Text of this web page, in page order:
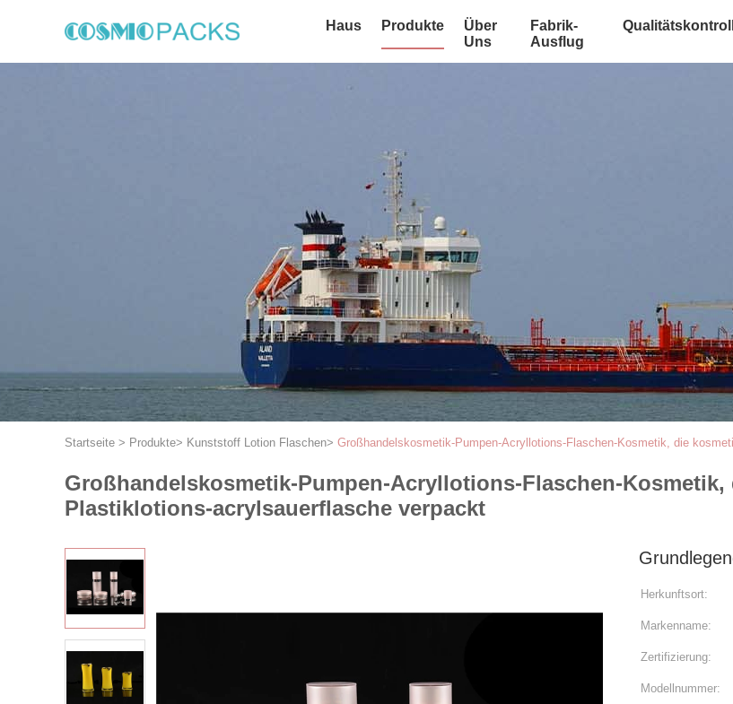
Haus Produkte
Über
Uns
Fabrik-
Ausflug
Startseite > Produkte> Kunststoff Lotion Flaschen> Großhandelskosmetik-Pumpen-Acryllotions-Flaschen-Kosmetik, die
Großhandelskosmetik-Pumpen-Acryllotions-Flaschen-
Plastiklotions-acrylsauerflasche verpackt
Herkunftsort:
Markenname:
Zertifizierung:
Modellnummer: